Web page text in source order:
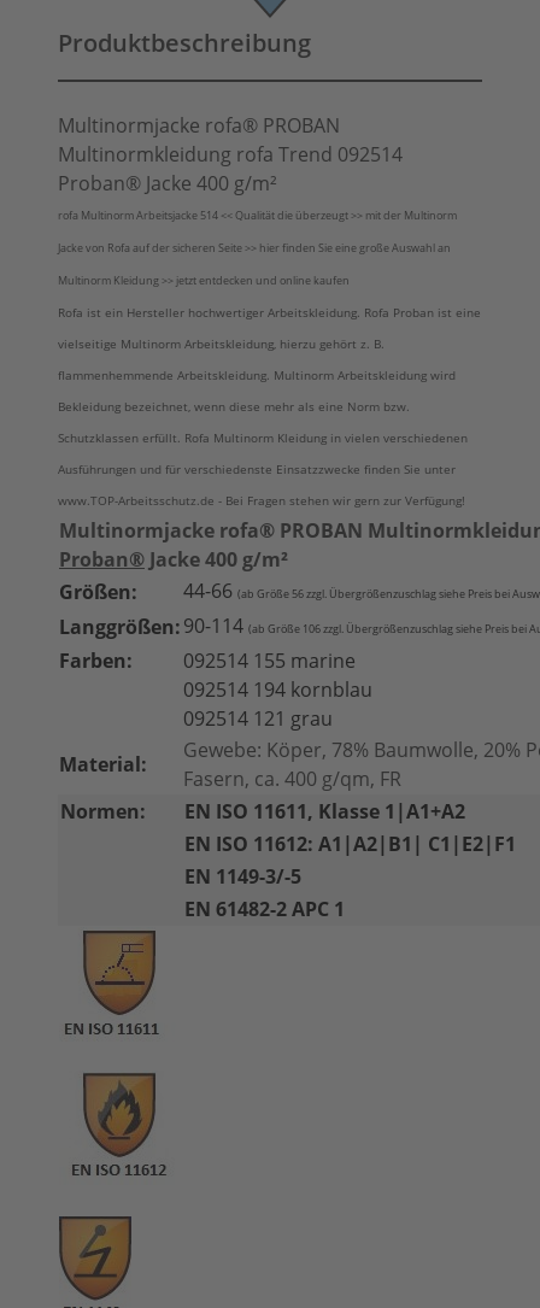
Produktbeschreibung
Multinormjacke rofa® PROBAN
Multinormkleidung rofa Trend 092514
Proban® Jacke 400 g/m²
rofa Multinorm Arbeitsjacke 514 << Qualität die überzeugt >> mit der Multinorm
Jacke von Rofa auf der sicheren Seite >> hier finden Sie eine große Auswahl an
Multinorm Kleidung >> jetzt entdecken und online kaufen
Rofa ist ein Hersteller hochwertiger Arbeitskleidung. Rofa Proban ist eine
vielseitige Multinorm Arbeitskleidung, hierzu gehört z. B.
flammenhemmende Arbeitskleidung. Multinorm Arbeitskleidung wird
Bekleidung bezeichnet, wenn diese mehr als eine Norm bzw.
Schutzklassen erfüllt. Rofa Multinorm Kleidung in vielen verschiedenen
Ausführungen und für verschiedenste Einsatzzwecke finden Sie unter
www.TOP-Arbeitsschutz.de - Bei Fragen stehen wir gern zur Verfügung!
Multinormjacke rofa® PROBAN
Proban® Jacke 400 g/m²
Größen:
44-66 (ab Größe 56 zzgl. Übergrößenzuschlag siehe Preis bei
Langgrößen:90-114 (ab Größe 106 zzgl. Übergrößenzuschlag siehe Preis bei
Farben:
092514 155 marine
092514 194 kornblau
092514 121 grau
Material:
Gewebe: Köper, 78% Baumwolle, 20%
Fasern, ca. 400 g/qm, FR
Normen:
EN ISO 11611, Klasse 1|A1+A2
EN ISO 11612: A1|A2|B1| C1|E2|F1
EN 1149-3/-5
EN 61482-2 APC 1